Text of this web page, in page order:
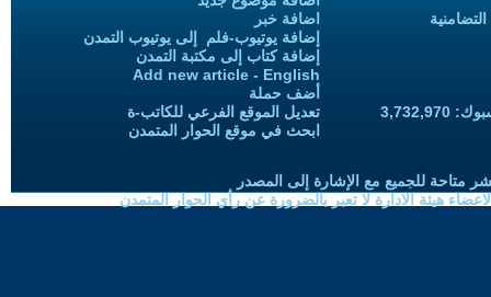
اضافة خبر
إضافة يوتيوب-فلم إلى يوتيوب التمدن
إضافة كتاب إلى مكتبة التمدن
Add new article - English
أضف حملة
تعديل الموقع الفرعي للكاتب-ة
ابحث في موقع الحوار المتمدن
متاحة للجميع مع الإشارة إلى المصدر
هيئة الادارة لا تعبر بالضرورة عن رأي الحوار المتمدن